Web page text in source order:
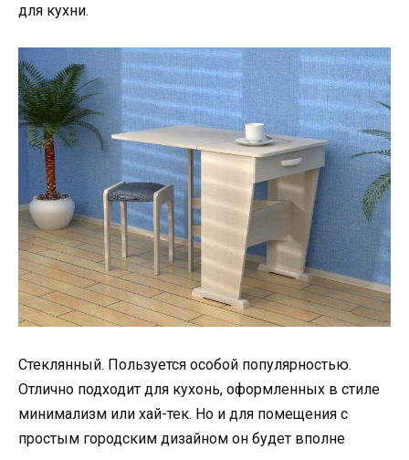
для кухни.
Стеклянный. Пользуется особой популярностью.
Отлично подходит для кухонь, оформленных в стиле
минимализм или хай-тек. Но и для помещения с
простым городским дизайном он будет вполне